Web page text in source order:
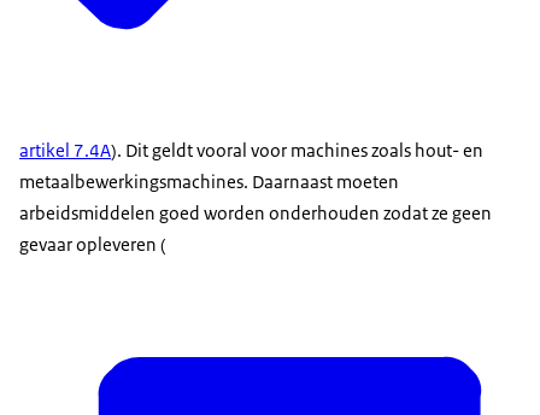
artikel 7.4A). Dit geldt vooral voor machines zoals hout- en
metaalbewerkingsmachines. Daarnaast moeten
arbeidsmiddelen goed worden onderhouden zodat ze geen
gevaar opleveren (